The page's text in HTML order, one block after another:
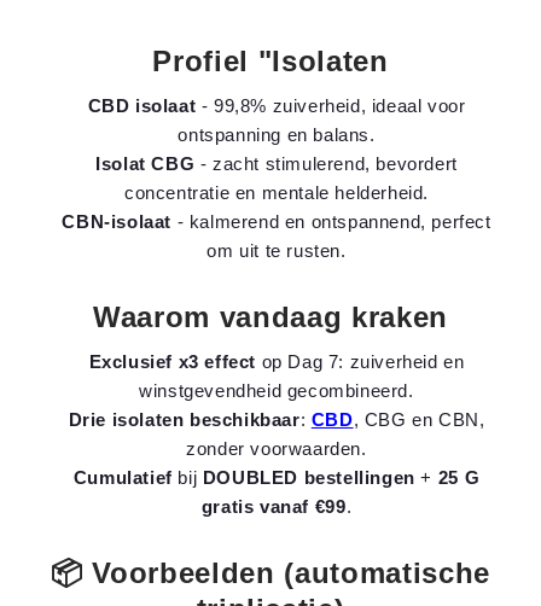
Profiel "Isolaten
CBD isolaat - 99,8% zuiverheid, ideaal voor
ontspanning en balans.
Isolat CBG - zacht stimulerend, bevordert
concentratie en mentale helderheid.
CBN-isolaat - kalmerend en ontspannend, perfect
om uit te rusten.
Waarom vandaag kraken
Exclusief x3 effect op Dag 7: zuiverheid en
winstgevendheid gecombineerd.
Drie isolaten beschikbaar: CBD, CBG en CBN,
zonder voorwaarden.
Cumulatief bij DOUBLED bestellingen + 25 G
gratis vanaf €99.
📦 Voorbeelden (automatische